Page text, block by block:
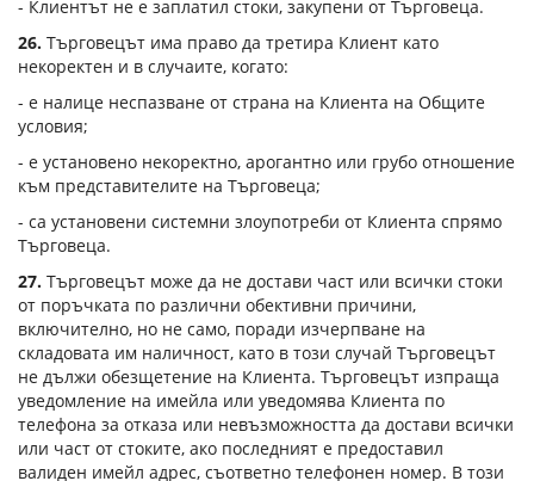
- Клиентът не е заплатил стоки, закупени от Търговеца.
26. Търговецът има право да третира Клиент като
некоректен и в случаите, когато:
- е налице неспазване от страна на Клиента на Общите
условия;
- е установено некоректно, арогантно или грубо отношение
към представителите на Търговеца;
- са установени системни злоупотреби от Клиента спрямо
Търговеца.
27. Търговецът може да не достави част или всички стоки
от поръчката по различни обективни причини,
включително, но не само, поради изчерпване на
складовата им наличност, като в този случай Търговецът
не дължи обезщетение на Клиента. Търговецът изпраща
уведомление на имейла или уведомява Клиента по
телефона за отказа или невъзможността да достави всички
или част от стоките, ако последният е предоставил
валиден имейл адрес, съответно телефонен номер. В този